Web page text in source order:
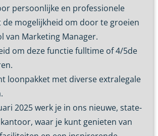
persoonlijke en professionele
de mogelijkheid om door te groeien
van Marketing Manager.
om deze functie fulltime of 4/5de
loonpakket met diverse extralegale
2025 werk je in ons nieuwe, state-
waar je kunt genieten van